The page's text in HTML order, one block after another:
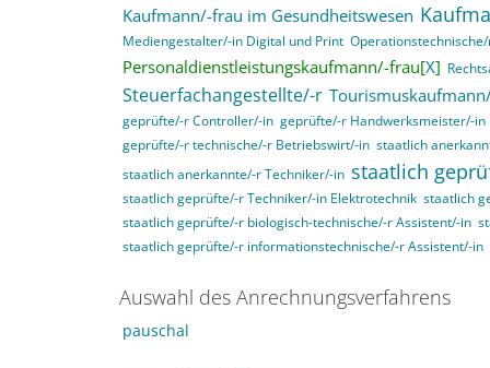
Kaufmann/-frau im Gesundheitswesen
Mediengestalter/-in Digital und Print
Personaldienstleistungskaufmann/-frau[X]
Steuerfachangestellte/-r
geprüfte/-r Controller/-in geprüfte/-r Handwerksmeister/-in
geprüfte/-r technische/-r Betriebswirt/-in staatlich
staatlich anerkannte/-r Techniker/-in staatlich
staatlich geprüfte/-r Techniker/-in Elektrotechnik staatlich
staatlich geprüfte/-r biologisch-technische/-r Assistent/-in
staatlich geprüfte/-r informationstechnische/-r Assistent/-in
Auswahl des Anrechnungsverfahrens
pauschal